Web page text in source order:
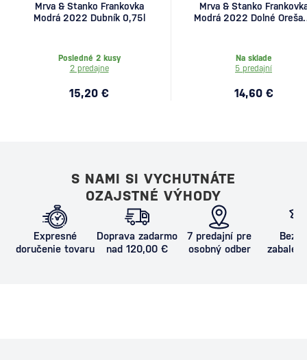
Mrva & Stanko Frankovka
Modrá 2022 Dubník 0,75l
Posledné 2 kusy
2 predajne
15,20 €
Mrva & Stanko
Modrá 2022 Dolné
Na sklade
5 predajní
14,60 €
S NAMI SI VYCHUTNÁTE
OZAJSTNÉ VÝHODY
Expresné
doručenie tovaru
Doprava zadarmo
nad 120,00 €
7 predajní pre
osobný odber